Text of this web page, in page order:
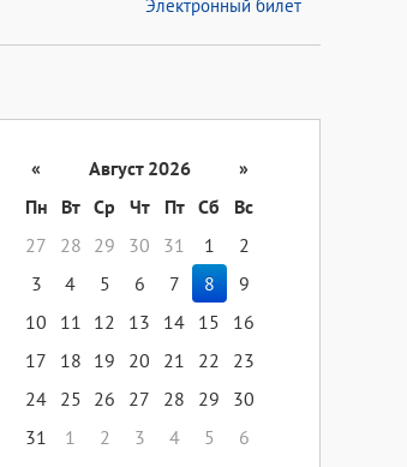
Электронный билет
« Август 2026
»
Пн
Вт Ср Чт Пт Сб
Вс
27
28 29 30 31 1
2
3
4 5 6 7 8
9
10
11 12 13 14 15
16
17
18 19 20 21 22
23
24 25 26 27 28 29
30
31
1 2 3 4 5 6